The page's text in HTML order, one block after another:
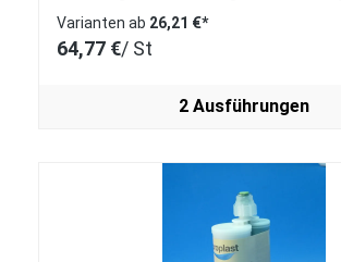
Varianten ab 26,21 €*
64,77 €/ St
2 Ausführungen